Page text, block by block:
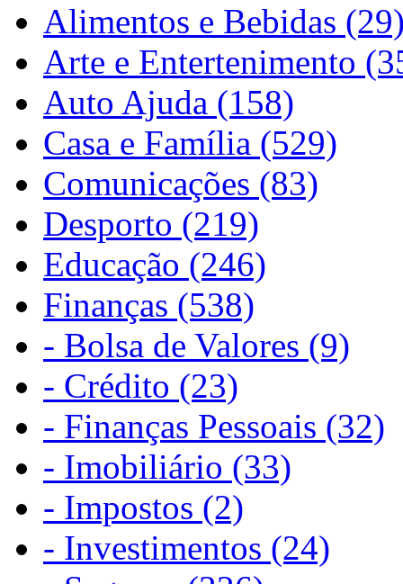
Alimentos e Bebidas
Arte e Entertenimento
Auto Ajuda (158)
Casa e Família (529)
Comunicações (83)
Desporto (219)
Educação (246)
Finanças (538)
- Bolsa de Valores (9)
- Crédito (23)
- Finanças Pessoais (32)
- Imobiliário (33)
- Impostos (2)
- Investimentos (24)